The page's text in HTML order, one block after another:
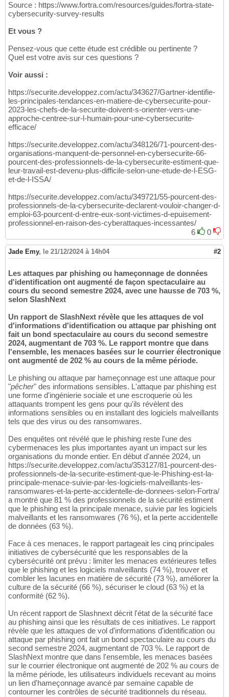
Source : https://www.fortra.com/resources/guides/fortra-state-
cybersecurity-survey-results
Et vous ?
Pensez-vous que cette étude est crédible ou pertinente ?
Quel est votre avis sur ces questions ?
Voir aussi :
https://securite.developpez.com/actu/343627/Gartner-identifie-
les-principales-tendances-en-matiere-de-cybersecurite-pour-
2023-les-chefs-de-la-securite-doivent-s-orienter-vers-une-
approche-centree-sur-l-humain-pour-une-cybersecurite-
efficace/
https://securite.developpez.com/actu/348126/71-pourcent-des-
organisations-manquent-de-personnel-en-cybersecurite-66-
pourcent-des-professionnels-de-la-cybersecurite-estiment-que-
leur-travail-est-devenu-plus-difficile-selon-une-etude-de-l-ESG-
et-de-l-ISSA/
https://securite.developpez.com/actu/349721/55-pourcent-des-
professionnels-de-la-cybersecurite-declarent-vouloir-changer-d-
emploi-63-pourcent-d-entre-eux-sont-victimes-d-epuisement-
professionnel-en-raison-des-cyberattaques-incessantes/
6
0
Jade Emy, le 21/12/2024 à 14h04 #2
Les attaques par phishing ou hameçonnage de données
d'identification ont augmenté de façon spectaculaire au
cours du second semestre 2024, avec une hausse de 703 %,
selon SlashNext
Un rapport de SlashNext révèle que les attaques de vol
d'informations d'identification ou attaque par phishing ont
fait un bond spectaculaire au cours du second semestre
2024, augmentant de 703 %. Le rapport montre que dans
l'ensemble, les menaces basées sur le courrier électronique
ont augmenté de 202 % au cours de la même période.
Le phishing ou attaque par hameçonnage est une attaque pour
"pêcher" des informations sensibles. L'attaque par phishing est
une forme d'ingénierie sociale et une escroquerie où les
attaquants trompent les gens pour qu'ils révèlent des
informations sensibles ou en installant des logiciels malveillants
tels que des virus ou des ransomwares.
Des enquêtes ont révélé que le phishing reste l'une des
cybermenaces les plus importantes ayant un impact sur les
organisations du monde entier. En début d'année 2024, un
https://securite.developpez.com/actu/353127/81-pourcent-des-
professionnels-de-la-securite-estiment-que-le-Phishing-est-la-
principale-menace-suivie-par-les-logiciels-malveillants-les-
ransomwares-et-la-perte-accidentelle-de-donnees-selon-Fortra/
a montré que 81 % des professionnels de la sécurité estiment
que le phishing est la principale menace, suivie par les logiciels
malveillants et les ransomwares (76 %), et la perte accidentelle
de données (63 %).
Face à ces menaces, le rapport partageait les cinq principales
initiatives de cybersécurité que les responsables de la
cybersécurité ont prévu : limiter les menaces extérieures telles
que le phishing et les logiciels malveillants (74 %), trouver et
combler les lacunes en matière de sécurité (73 %), améliorer la
culture de la sécurité (66 %), sécuriser le cloud (63 %) et la
conformité (62 %).
Un récent rapport de Slashnext décrit l'état de la sécurité face
au phishing ainsi que les résultats de ces initiatives. Le rapport
révèle que les attaques de vol d'informations d'identification ou
attaque par phishing ont fait un bond spectaculaire au cours du
second semestre 2024, augmentant de 703 %. Le rapport de
SlashNext montre que dans l'ensemble, les menaces basées
sur le courrier électronique ont augmenté de 202 % au cours de
la même période, les utilisateurs individuels recevant au moins
un lien d'hameçonnage avancé par semaine capable de
contourner les contrôles de sécurité traditionnels du réseau.